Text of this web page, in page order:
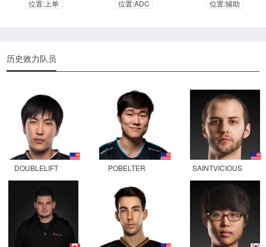
位置:上单
位置:ADC
位置:辅助
历史效力队员
DOUBLELIFT POBELTER SAINTVICIOUS